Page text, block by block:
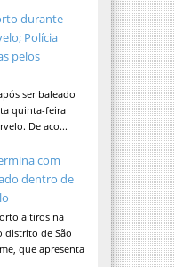
durante
Polícia
pelos
ser baleado
quinta-feira
De aco...
com
dentro de
a tiros na
distrito de São
que apresenta